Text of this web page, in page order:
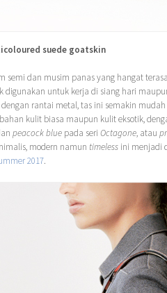
suede goatskin
semi dan musim panas yang hangat
digunakan untuk kerja di siang hari
rantai metal, tas ini semakin
kulit biasa maupun kulit eksotik,
peacock blue pada seri Octagone, atau
modern namun timeless ini menjadi
2017.